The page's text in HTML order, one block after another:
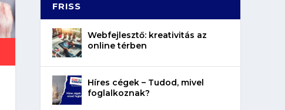
FRISS
Webfejlesztő: kreativitás az
online térben
Híres cégek – Tudod, mivel
foglalkoznak?